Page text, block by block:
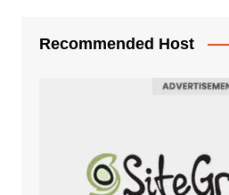
Recommended Host